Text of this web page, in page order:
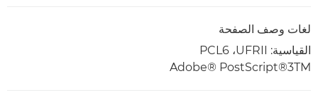
لغات وصف الصفحة
القياسية: UFRII، ‏PCL6
Adobe® PostScript®3TM